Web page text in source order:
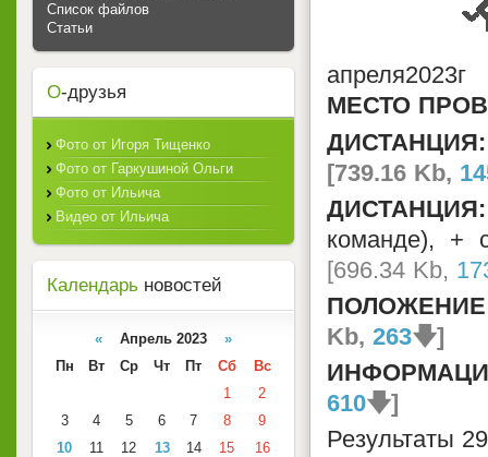
МЕСТО
ДИСТАНЦИЯ:
[739.16 Kb,
ДИСТАНЦИЯ:
команде), +
[696.34 Kb,
Kb,263🡇]
610🡇]
Результаты
Список файлов
Статьи
О-друзья
Фото от Игоря Тищенко
Фото от Гаркушиной Ольги
Фото от Ильича
Видео от Ильича
Календарь новостей
« Апрель 2023 »
Пн
Вт Ср Чт Пт Сб
Вс
1
2
3
4 5 6 7 8
9
10
11 12 13 14 15
16